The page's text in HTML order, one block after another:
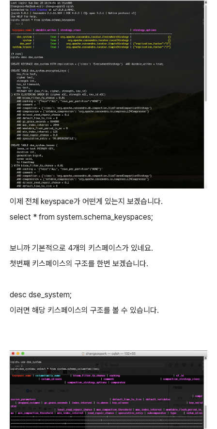
이제 전체 keyspace가 어떤게 있는지 보겠습니다.
select * from system.schema_keyspaces;
보니까 기본적으로 4개의 키스페이스가 있네요.
첫번째 키스페이스의 구조를 한번 보겠습니다.
desc dse_system;
이러면 해당 키스페이스의 구조를 볼 수 있습니다.